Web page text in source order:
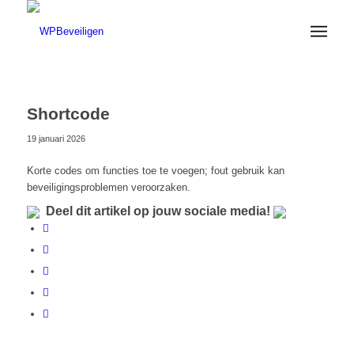
Shortcode
19 januari 2026
Korte codes om functies toe te voegen; fout gebruik kan
beveiligingsproblemen veroorzaken.
Deel dit artikel op jouw sociale media!